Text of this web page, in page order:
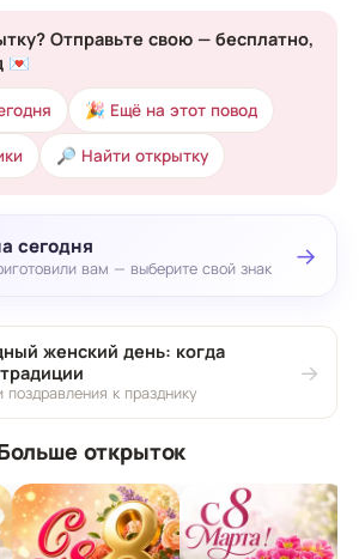
Отправьте свою — бесплатно,
💌
🎉 Ещё на этот повод
🔎 Найти открытку
сегодня
вам — выберите свой знак →
женский день: когда
поздравления к празднику
→
открыток